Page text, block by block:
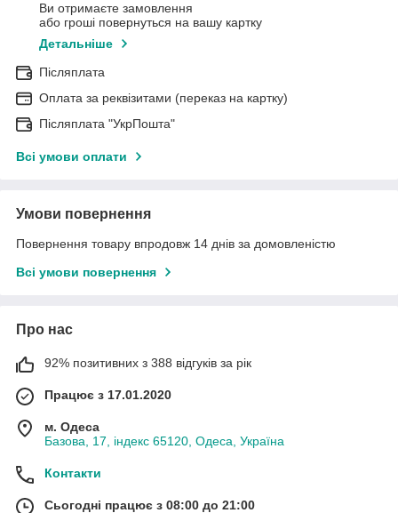
Ви отримаєте замовлення
або гроші повернуться на вашу картку
Детальніше
Післяплата
Оплата за реквізитами (переказ на картку)
Післяплата "УкрПошта"
Всі умови оплати
Умови повернення
Повернення товару впродовж 14 днів за домовленістю
Всі умови повернення
Про нас
92% позитивних з 388 відгуків за рік
Працює з 17.01.2020
м. Одеса
Базова, 17, індекс 65120, Одеса, Україна
Контакти
Сьогодні працює з 08:00 до 21:00